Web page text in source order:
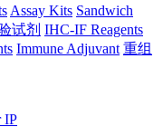
Assay Kits Sandwich
试剂 IHC-IF Reagents
Immune Adjuvant 重组
IP